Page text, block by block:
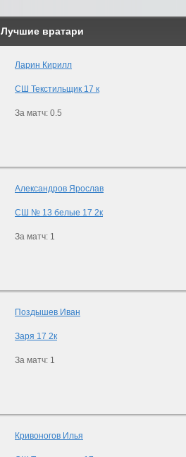
Лучшие вратари
Ларин Кирилл
СШ Текстильщик 17 к
За матч: 0.5
Александров Ярослав
СШ № 13 белые 17 2к
За матч: 1
Поздышев Иван
Заря 17 2к
За матч: 1
Кривоногов Илья